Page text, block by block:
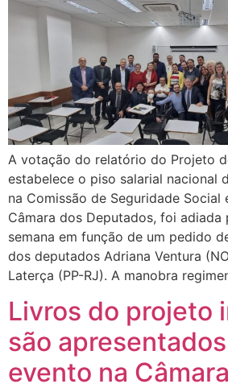
A votação do relatório do Projeto
estabelece o piso salarial nacional
na Comissão de Seguridade Social
Câmara dos Deputados, foi adiada
semana em função de um pedido
dos deputados Adriana Ventura
Laterça (PP-RJ). A manobra
Livros do projeto
são
evento na